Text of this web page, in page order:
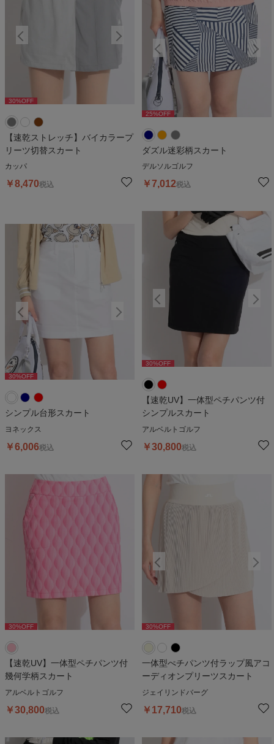
30%OFF %OFF
【速乾ストレッチ】バイカラープ
リーツ切替スカート
カッパ
￥8,470税込
25%OFF
ダズル迷彩柄スカート
デルソルゴルフ
￥7,012税込
30%OFF %OFF
シンプル台形スカート
ヨネックス
￥6,006税込
30%OFF 30%OFF
【速乾UV】一体型ペチパンツ付
シンプルスカート
アルベルトゴルフ
￥30,800税込
30%OFF
【速乾UV】一体型ペチパンツ付
幾何学柄スカート
アルベルトゴルフ
￥30,800税込
30%OFF 30%OFF
一体型ぺチパンツ付ラップ風アコ
ーディオンプリーツスカート
ジェイリンドバーグ
￥ 17,710税込